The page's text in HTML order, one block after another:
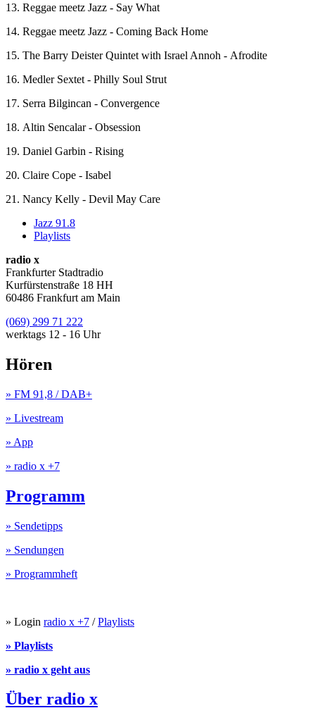
13. Reggae meetz Jazz - Say What
14. Reggae meetz Jazz - Coming Back Home
15. The Barry Deister Quintet with Israel Annoh - Afrodite
16. Medler Sextet - Philly Soul Strut
17. Serra Bilgincan - Convergence
18. Altin Sencalar - Obsession
19. Daniel Garbin - Rising
20. Claire Cope - Isabel
21. Nancy Kelly - Devil May Care
Jazz 91.8
Playlists
radio x
Frankfurter Stadtradio
Kurfürstenstraße 18 HH
60486 Frankfurt am Main
(069) 299 71 222
werktags 12 - 16 Uhr
Hören
» FM 91,8 / DAB+
» Livestream
» App
» radio x +7
Programm
» Sendetipps
» Sendungen
» Programmheft
» Login radio x +7 /Playlists
» Playlists
» radio x geht aus
Über radio x